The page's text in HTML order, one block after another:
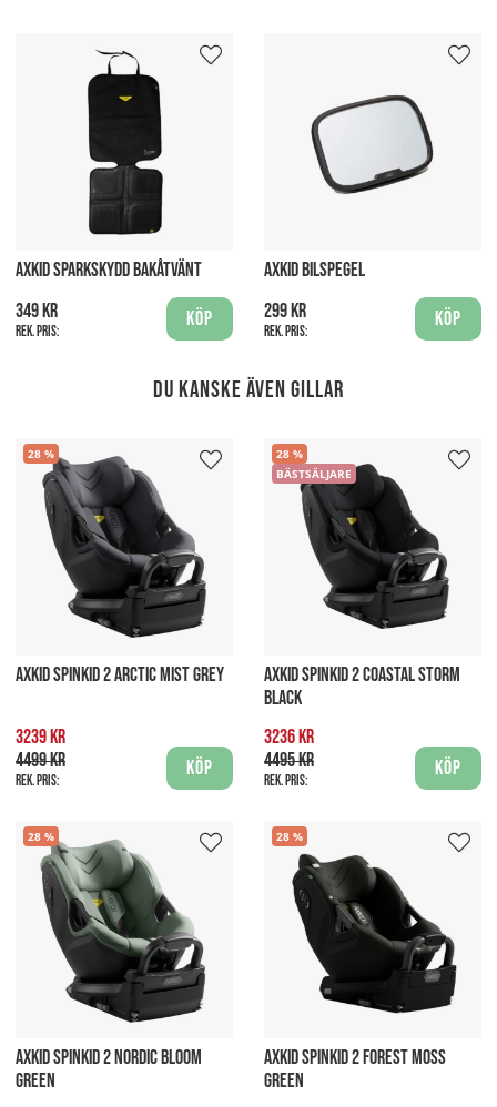
AXKID SPARKSKYDD BAKÅTVÄNT
349 kr
Rek. pris:
Köp
AXKID BILSPEGEL
299 kr
Rek. pris:
Köp
Du kanske även gillar
28
AXKID SPINKID 2 ARCTIC MIST GREY
3239 kr
4499 kr
Rek. pris:
Köp
28
BÄSTSÄLJARE
AXKID SPINKID 2 COASTAL STORM
BLACK
3236 kr
4495 kr
Rek. pris:
Köp
28
AXKID SPINKID 2 NORDIC BLOOM
GREEN
28
AXKID SPINKID 2 FOREST MOSS
GREEN